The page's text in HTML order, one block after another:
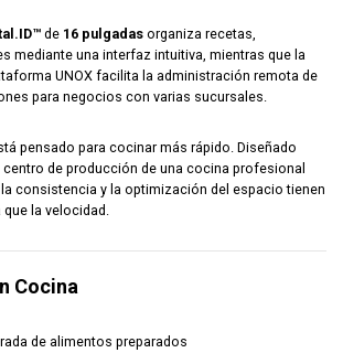
de 16 pulgadas organiza recetas,
mediante una interfaz intuitiva, mientras que la
UNOX facilita la administración remota de
para negocios con varias sucursales.
pensado para cocinar más rápido. Diseñado
de producción de una cocina profesional
consistencia y la optimización del espacio tienen
que la velocidad.
Cocina
de alimentos preparados